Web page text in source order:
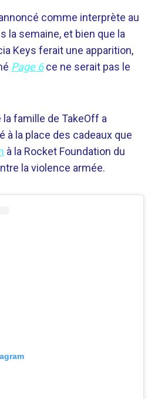
comme interprète au
la semaine, et bien que la
Keys ferait une apparition,
Page 6ce ne serait pas le
la famille de TakeOff a
à la place des cadeaux que
à la Rocket Foundation du
la violence armée.